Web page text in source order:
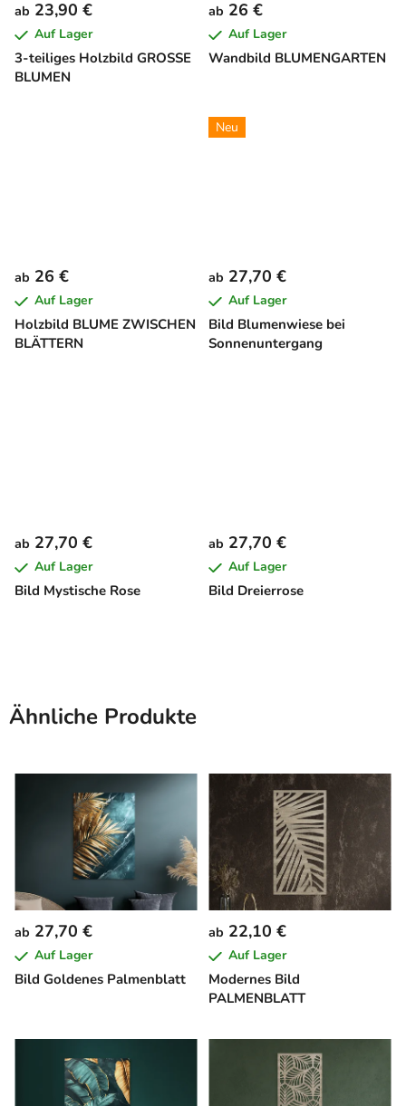
3-teiliges Holzbild GROSSE
BLUMEN
ab 23,90 €
Auf Lager
Wandbild BLUMENGARTEN
ab 26 €
Auf Lager
Holzbild BLUME ZWISCHEN
BLÄTTERN
ab 26 €
Auf Lager
Neu
Bild Blumenwiese bei
Sonnenuntergang
ab 27,70 €
Auf Lager
Bild Mystische Rose
ab 27,70 €
Auf Lager
Bild Dreierrose
ab 27,70 €
Auf Lager
Ähnliche Produkte
Bild Goldenes Palmenblatt
ab 27,70 €
Auf Lager
Modernes Bild
PALMENBLATT
ab 22,10 €
Auf Lager